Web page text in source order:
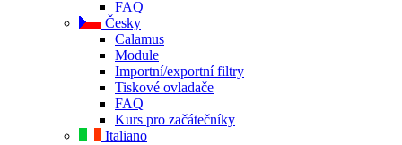
FAQ
Česky
Calamus
Module
Importní/exportní filtry
Tiskové ovladače
FAQ
Kurs pro začátečníky
Italiano